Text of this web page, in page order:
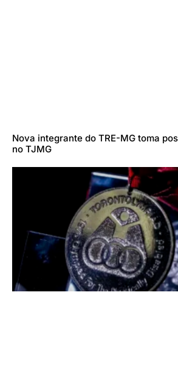
Nova integrante do TRE-MG toma
no TJMG